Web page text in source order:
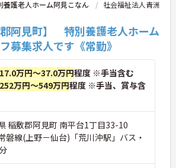
養護老人ホーム阿見こなん
社会福祉法人青洲
郡阿見町】 特別養護老人ホーム
募集求人です《常勤》
17.0万円～37.0万円程度 ※手当含む
252万円～549万円程度 ※手当、賞与含
稲敷郡阿見町 南平台1丁目33-10
磐線(上野－仙台)「荒川沖駅」バス・